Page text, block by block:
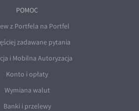
POMOC
z Portfela na Portfel
zadawane pytania
i Mobilna Autoryzacja
Konto i opłaty
Wymiana walut
Banki i przelewy